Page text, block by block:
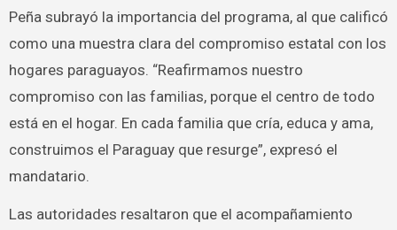
Peña subrayó la importancia del programa, al que calificó
como una muestra clara del compromiso estatal con los
hogares paraguayos. “Reafirmamos nuestro
compromiso con las familias, porque el centro de todo
está en el hogar. En cada familia que cría, educa y ama,
construimos el Paraguay que resurge”, expresó el
mandatario.
Las autoridades resaltaron que el acompañamiento